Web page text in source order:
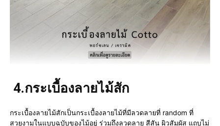
4.กระเบื้องลายไม้สัก
กระเบื้องลายไม้สักเป็นกระเบื้องลายไม้ที่มีลวดลายที่ random ที่
สวยงามในแบบฉบับของไม้อยู่ ร่วมถึงลวดลาย สีสัน ผิวสัมผัส แถบไม่